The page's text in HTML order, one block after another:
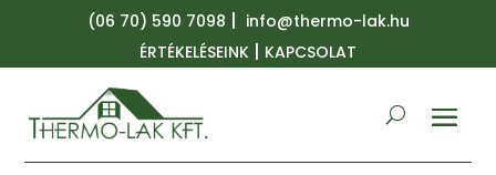
(06 70) 590 7098 | info@thermo-lak.hu
ÉRTÉKELÉSEINK | KAPCSOLAT